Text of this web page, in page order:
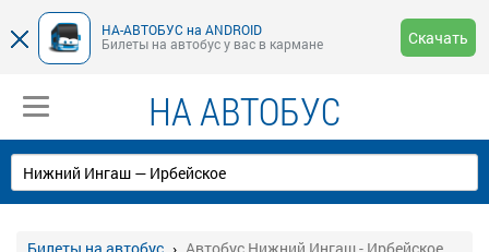
НА-АВТОБУС на ANDROID
Билеты на автобус у вас в кармане
Скачать
НА АВТОБУС